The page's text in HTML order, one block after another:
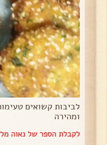
לביבות קשואים
ומהירה
לקבלת הספר של נאוה